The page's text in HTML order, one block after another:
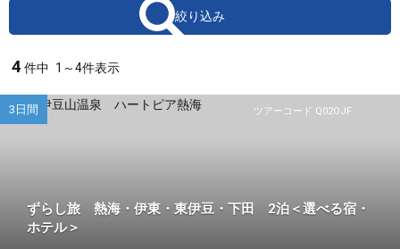
絞り込み
4 件中 1～4件表示
ツアーコード Q02OJF
3日間
ずらし旅 熱海・伊東・東伊豆・下田 2泊＜選べる宿・
ホテル＞